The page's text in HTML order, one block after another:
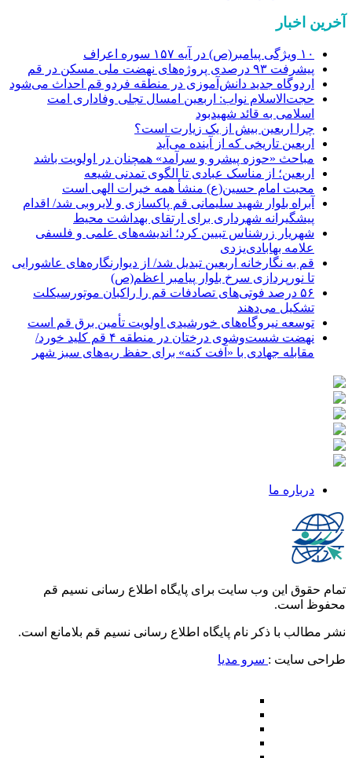
آخرین اخبار
۱۰ ویژگی پیامبر(ص) در آیه ۱۵۷ سوره اعراف
پیشرفت ۹۳ درصدی پروژه‌های نهضت ملی مسکن در قم
اردوگاه جدید دانش‌آموزی در منطقه فردو قم احداث می‌شود
حجت‌الاسلام نواب: اربعین امسال تجلی وفاداری امت
اسلامی به قائد شهیدبود
چرا اربعین بیش از یک زیارت است؟
اربعین تاریخی که از آینده می‌آید
مباحث «حوزه پیشرو و سرآمد» همچنان در اولویت باشد
اربعین؛ از مناسک عبادی تا الگوی تمدنی شیعه
محبت امام حسین(ع) منشأ همه خیرات الهی است
آبراه بلوار شهید سلیمانی قم پاکسازی و لایروبی شد/ اقدام
پیشگیرانه شهرداری برای ارتقای بهداشت محیط
شهریار زرشناس تبیین کرد؛ اندیشه‌های علمی و فلسفی
علامه بهابادی‌یزدی
قم به نگارخانه اربعین تبدیل شد/ از دیوارنگاره‌های عاشورایی
تا نورپردازی سرخ بلوار پیامبر اعظم(ص)
۵۶ درصد فوتی‌های تصادفات قم را راکبان موتورسیکلت
تشکیل می‌دهند
توسعه نیروگاه‌های خورشیدی اولویت تأمین برق قم است
نهضت شست‌وشوی درختان در منطقه ۴ قم کلید خورد/
مقابله جهادی با «آفت کنه» برای حفظ ریه‌های سبز شهر
درباره ما
تمام حقوق این وب سایت برای پایگاه اطلاع رسانی نسیم قم
محفوظ است.
نشر مطالب با ذکر نام پایگاه اطلاع رسانی نسیم قم بلامانع است.
طراحی سایت : سرو مدیا